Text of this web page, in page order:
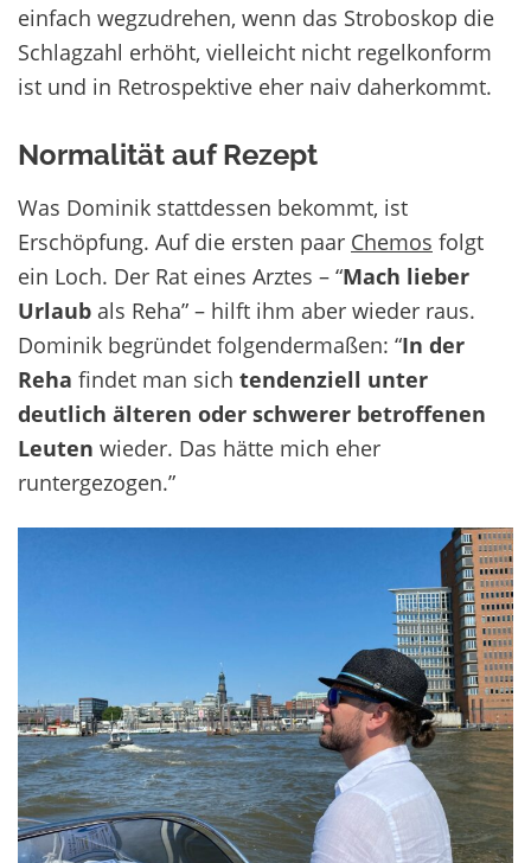
einfach wegzudrehen, wenn das Stroboskop die
Schlagzahl erhöht, vielleicht nicht regelkonform
ist und in Retrospektive eher naiv daherkommt.
Normalität auf Rezept
Was Dominik stattdessen bekommt, ist
Erschöpfung. Auf die ersten paar Chemos folgt
ein Loch. Der Rat eines Arztes – “Mach lieber
Urlaub als Reha” – hilft ihm aber wieder raus.
Dominik begründet folgendermaßen: “In der
Reha findet man sich tendenziell unter
deutlich älteren oder schwerer betroffenen
Leuten wieder. Das hätte mich eher
runtergezogen.”